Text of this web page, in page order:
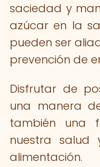
saciedad y
azúcar en la
pueden ser
prevención de
Disfrutar de
una manera
también una
nuestra
alimentación.